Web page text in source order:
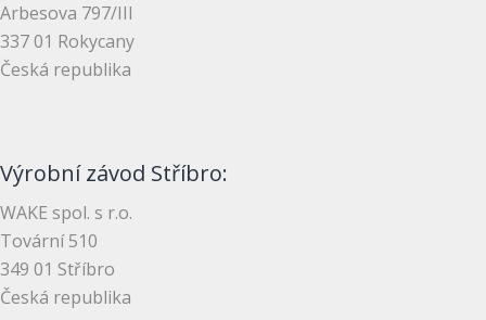
Arbesova 797/III
337 01 Rokycany
Česká republika
Výrobní závod Stříbro:
WAKE spol. s r.o.
Tovární 510
349 01 Stříbro
Česká republika